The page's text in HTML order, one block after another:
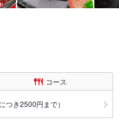
コース
つき2500円まで）